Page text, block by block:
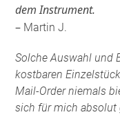
dem Instrument.
– Martin J.
Solche Auswahl und
kostbaren
Mail-Order niemals
sich für mich